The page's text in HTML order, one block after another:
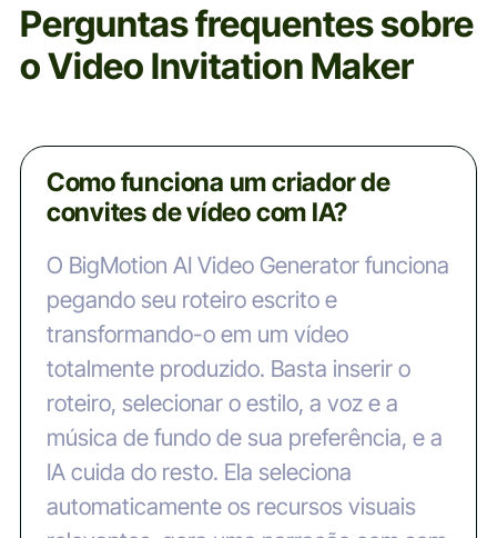
Perguntas frequentes sobre
o Video Invitation Maker
Como funciona um criador de
convites de vídeo com IA?
O BigMotion AI Video Generator funciona
pegando seu roteiro escrito e
transformando-o em um vídeo
totalmente produzido. Basta inserir o
roteiro, selecionar o estilo, a voz e a
música de fundo de sua preferência, e a
IA cuida do resto. Ela seleciona
automaticamente os recursos visuais